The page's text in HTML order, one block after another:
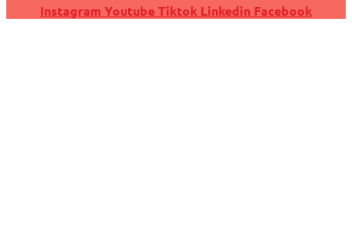
Instagram YoutubeTiktok Linkedin Facebook